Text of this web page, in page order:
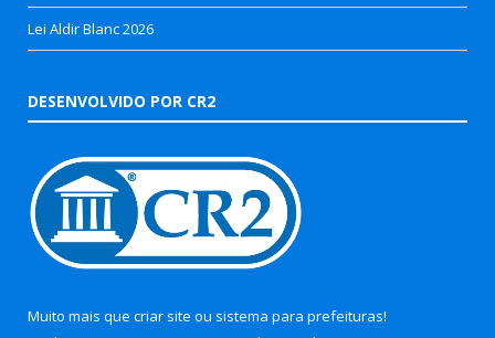
Lei Aldir Blanc 2026
DESENVOLVIDO POR CR2
Muito mais que criar site ou sistema para prefeituras!